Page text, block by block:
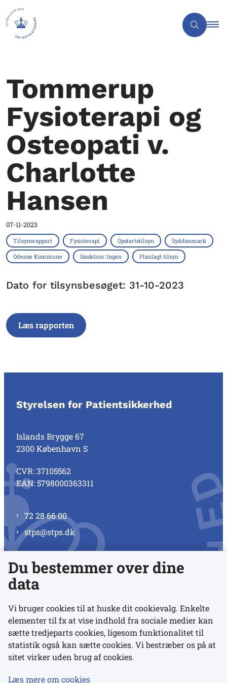
Tommerup
Fysioterapi og
Osteopati v.
Charlotte
Hansen
07-11-2023
Tilsynsrapport Fysioterapi Opstartstilsyn Syddanmark
Odense Kommune Sanktion: Ingen Planlagt tilsyn
Dato for tilsynsbesøget: 31-10-2023
Læs rapporten
Styrelsen for Patientsikkerhed
Islands Brygge 67
2300 København S
CVR: 37105562
EAN: 5798000363311
72 28 66 00
stps@stps.dk
Se alle kontaktnumre
Links
Udgivelser
Du bestemmer over dine
data
Vi bruger cookies til at huske dit cookievalg. Enkelte
elementer til fx at vise indhold fra sociale medier kan
sætte tredjeparts cookies, ligesom funktionalitet til
statistik også kan sætte cookies. Vi bestræber os på at
sitet virker uden brug af cookies.
Læs mere om cookies